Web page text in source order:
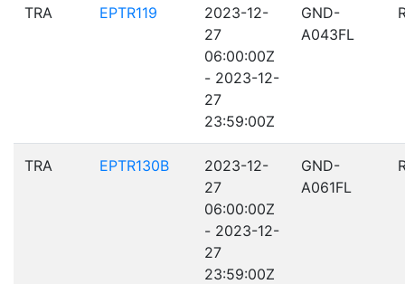
TRA EPTR119
2023-12-
27
06:00:00Z
- 2023-12-
27
23:59:00Z
GND-
A043FL
TRA EPTR130B
2023-12-
27
06:00:00Z
- 2023-12-
27
23:59:00Z
GND-
A061FL